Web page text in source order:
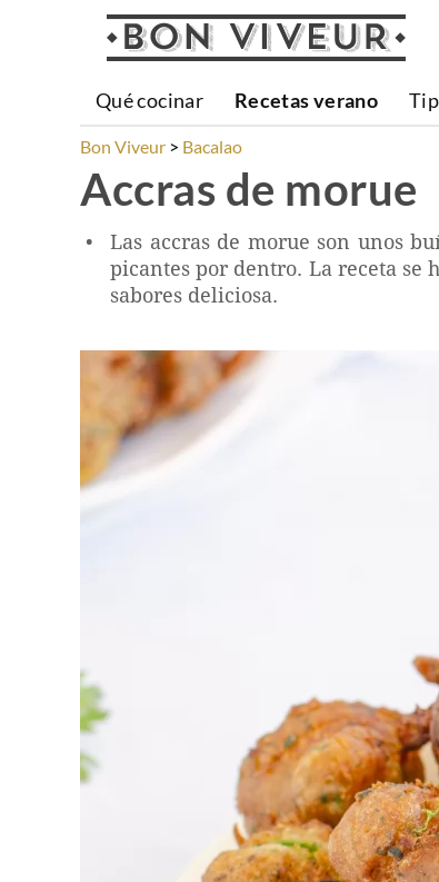
Qué cocinar Recetas verano
Bon Viveur Bacalao
Accras de morue
Las accras de morue son unos
picantes por dentro. La receta se
sabores deliciosa.